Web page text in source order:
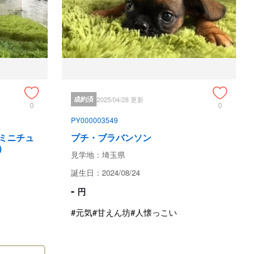
の死亡
。
った場合
玉県所沢市
0
ニチュ
成約済 2025/04/28 更新
0
PY000003549
プチ・ブラバンソン
見学地：埼玉県
誕生日：2024/08/24
- 円
#元気#甘えん坊#人懐っこい